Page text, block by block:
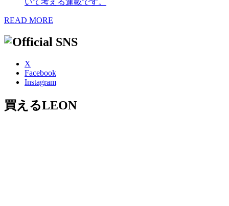
いて考える連載です。
READ MORE
X
Facebook
Instagram
買えるLEON